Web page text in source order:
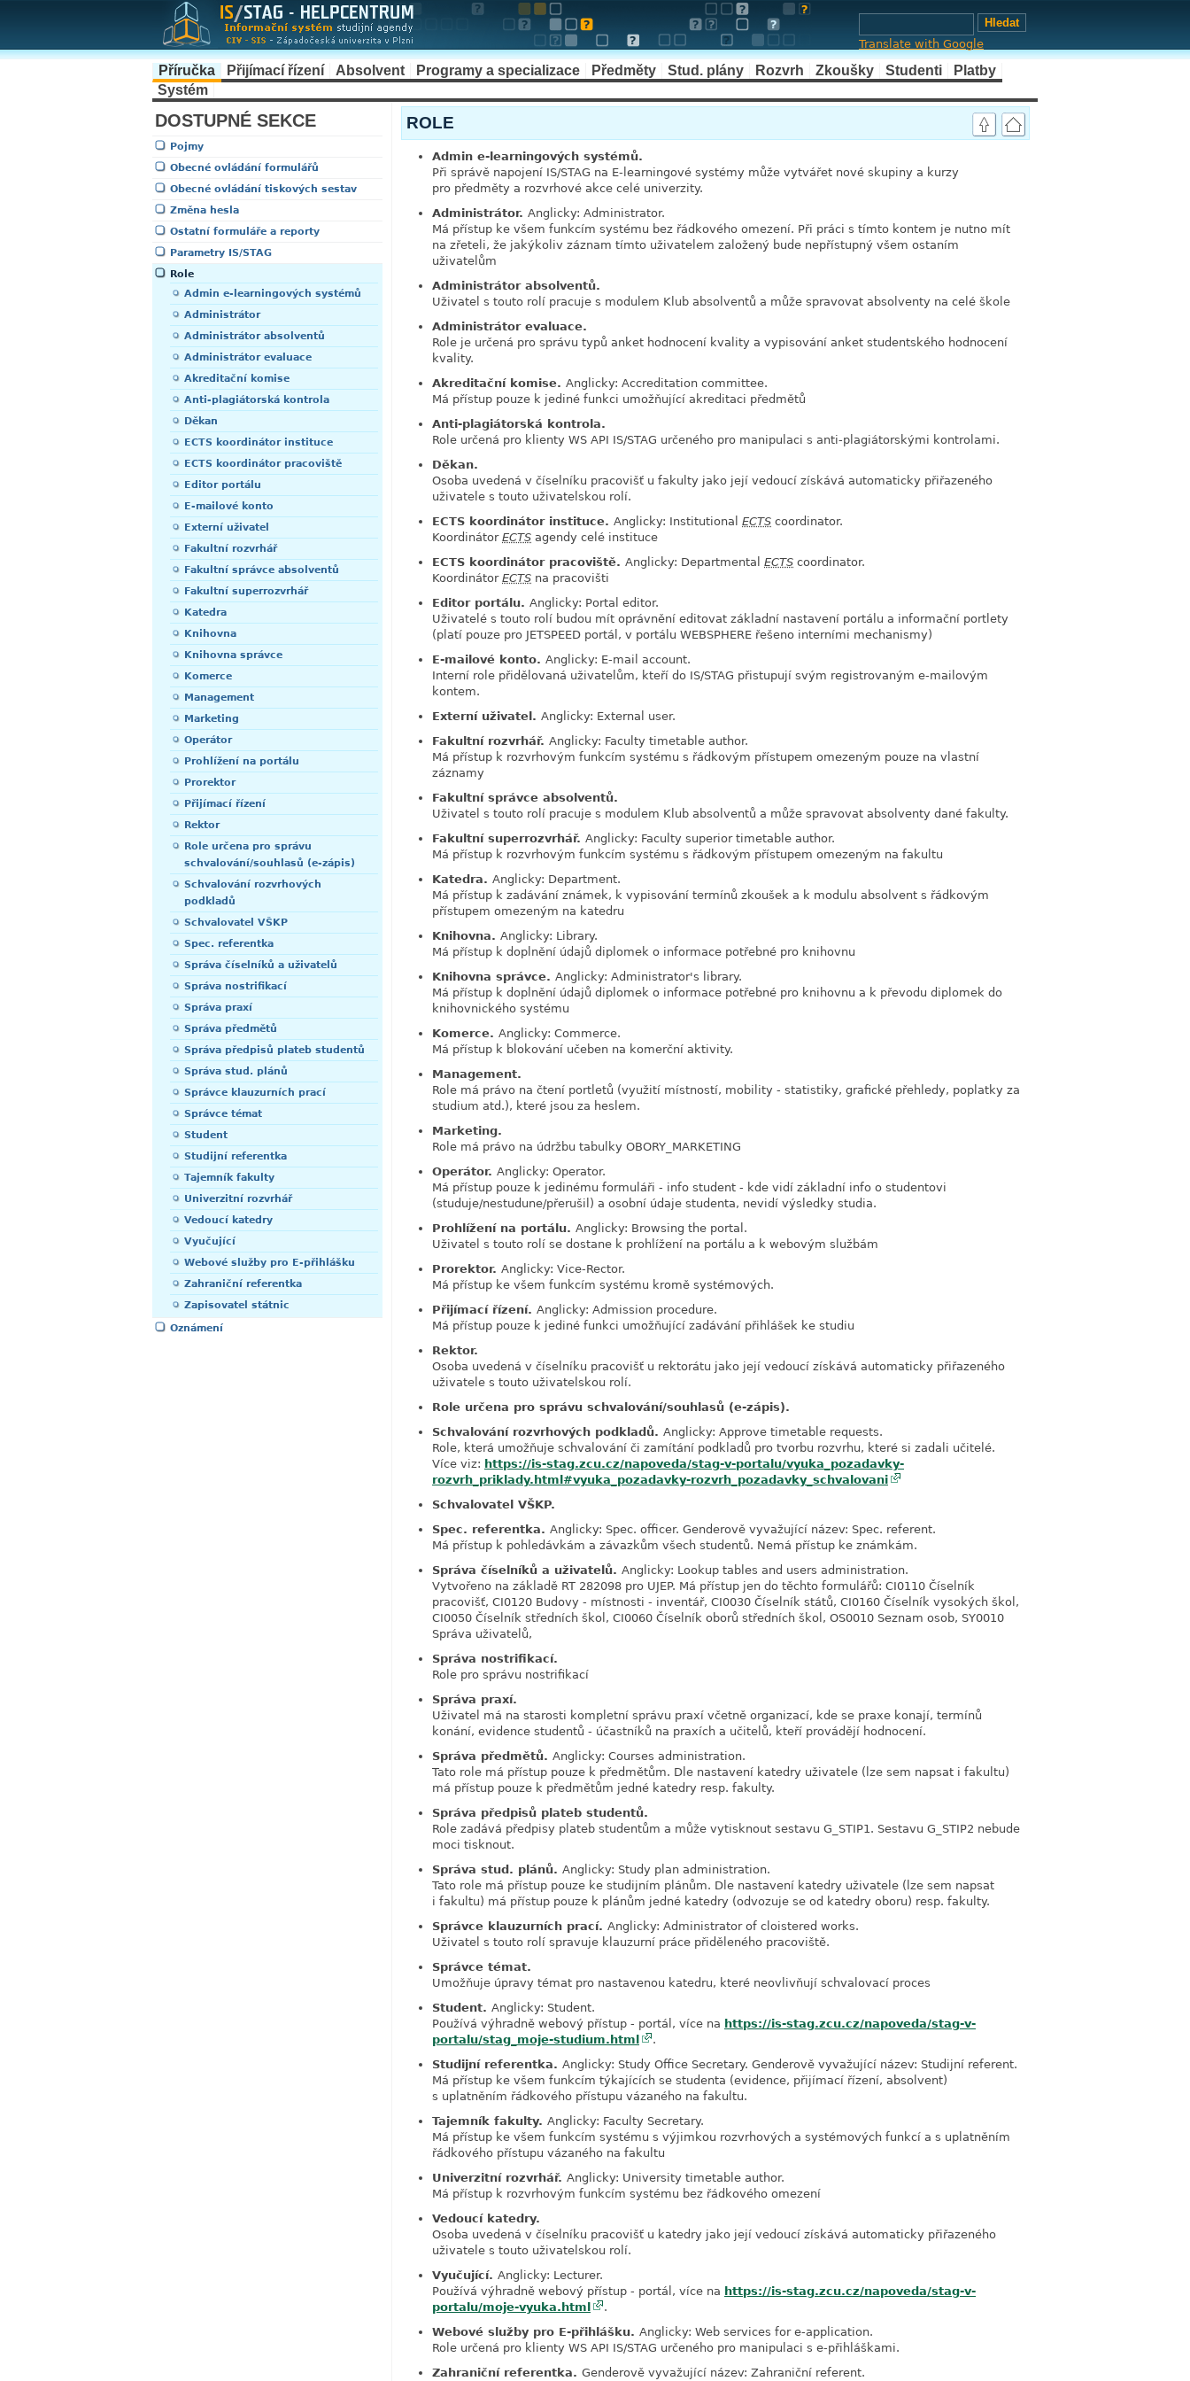
Translate with Google
Příručka Přijímací řízení Absolvent Programy a specializace Předměty Stud. plány Rozvrh Zkoušky Studenti
Platby
Systém
DOSTUPNÉ SEKCE
Pojmy
Obecné ovládání formulářů
Obecné ovládání tiskových sestav
Změna hesla
Ostatní formuláře a reporty
Parametry IS/STAG
Role
Admin e-learningových systémů
Administrátor
Administrátor absolventů
Administrátor evaluace
Akreditační komise
Anti-plagiátorská kontrola
Děkan
ECTS koordinátor instituce
ECTS koordinátor pracoviště
Editor portálu
E-mailové konto
Externí uživatel
Fakultní rozvrhář
Fakultní správce absolventů
Fakultní superrozvrhář
Katedra
Knihovna
Knihovna správce
Komerce
Management
Marketing
Operátor
Prohlížení na portálu
Prorektor
Přijímací řízení
Rektor
Role určena pro správu
schvalování/souhlasů (e-zápis)
Schvalování rozvrhových
podkladů
Schvalovatel VŠKP
Spec. referentka
Správa číselníků a uživatelů
Správa nostrifikací
Správa praxí
Správa předmětů
Správa předpisů plateb studentů
Správa stud. plánů
Správce klauzurních prací
Správce témat
Student
Studijní referentka
Tajemník fakulty
Univerzitní rozvrhář
Vedoucí katedry
Vyučující
Webové služby pro E-přihlášku
Zahraniční referentka
Zapisovatel státnic
Oznámení
ROLE
Admin e-learningových systémů.
Při správě napojení IS/STAG na E-learningové systémy může vytvářet nové skupiny a kurzy
pro předměty a rozvrhové akce celé univerzity.
Administrátor. Anglicky: Administrator.
Má přístup ke všem funkcím systému bez řádkového omezení. Při práci s tímto kontem je nutno mít
na zřeteli, že jakýkoliv záznam tímto uživatelem založený bude nepřístupný všem ostaním
uživatelům
Administrátor absolventů.
Uživatel s touto rolí pracuje s modulem Klub absolventů a může spravovat absolventy na celé škole
Administrátor evaluace.
Role je určená pro správu typů anket hodnocení kvality a vypisování anket studentského hodnocení
kvality.
Akreditační komise. Anglicky: Accreditation committee.
Má přístup pouze k jediné funkci umožňující akreditaci předmětů
Anti-plagiátorská kontrola.
Role určená pro klienty WS API IS/STAG určeného pro manipulaci s anti-plagiátorskými kontrolami.
Děkan.
Osoba uvedená v číselníku pracovišť u fakulty jako její vedoucí získává automaticky přiřazeného
uživatele s touto uživatelskou rolí.
ECTS koordinátor instituce. Anglicky: Institutional ECTS coordinator.
Koordinátor ECTS agendy celé instituce
ECTS koordinátor pracoviště. Anglicky: Departmental ECTS coordinator.
Koordinátor ECTS na pracovišti
Editor portálu. Anglicky: Portal editor.
Uživatelé s touto rolí budou mít oprávnění editovat základní nastavení portálu a informační portlety
(platí pouze pro JETSPEED portál, v portálu WEBSPHERE řešeno interními mechanismy)
E-mailové konto. Anglicky: E-mail account.
Interní role přidělovaná uživatelům, kteří do IS/STAG přistupují svým registrovaným e-mailovým
kontem.
Externí uživatel. Anglicky: External user.
Fakultní rozvrhář. Anglicky: Faculty timetable author.
Má přístup k rozvrhovým funkcím systému s řádkovým přístupem omezeným pouze na vlastní
záznamy
Fakultní správce absolventů.
Uživatel s touto rolí pracuje s modulem Klub absolventů a může spravovat absolventy dané fakulty.
Fakultní superrozvrhář. Anglicky: Faculty superior timetable author.
Má přístup k rozvrhovým funkcím systému s řádkovým přístupem omezeným na fakultu
Katedra. Anglicky: Department.
Má přístup k zadávání známek, k vypisování termínů zkoušek a k modulu absolvent s řádkovým
přístupem omezeným na katedru
Knihovna. Anglicky: Library.
Má přístup k doplnění údajů diplomek o informace potřebné pro knihovnu
Knihovna správce. Anglicky: Administrator's library.
Má přístup k doplnění údajů diplomek o informace potřebné pro knihovnu a k převodu diplomek do
knihovnického systému
Komerce. Anglicky: Commerce.
Má přístup k blokování učeben na komerční aktivity.
Management.
Role má právo na čtení portletů (využití místností, mobility - statistiky, grafické přehledy, poplatky za
studium atd.), které jsou za heslem.
Marketing.
Role má právo na údržbu tabulky OBORY_MARKETING
Operátor. Anglicky: Operator.
Má přístup pouze k jedinému formuláři - info student - kde vidí základní info o studentovi
(studuje/nestudune/přerušil) a osobní údaje studenta, nevidí výsledky studia.
Prohlížení na portálu. Anglicky: Browsing the portal.
Uživatel s touto rolí se dostane k prohlížení na portálu a k webovým službám
Prorektor. Anglicky: Vice-Rector.
Má přístup ke všem funkcím systému kromě systémových.
Přijímací řízení. Anglicky: Admission procedure.
Má přístup pouze k jediné funkci umožňující zadávání přihlášek ke studiu
Rektor.
Osoba uvedená v číselníku pracovišť u rektorátu jako její vedoucí získává automaticky přiřazeného
uživatele s touto uživatelskou rolí.
Role určena pro správu schvalování/souhlasů (e-zápis).
Schvalování rozvrhových podkladů. Anglicky: Approve timetable requests.
Role, která umožňuje schvalování či zamítání podkladů pro tvorbu rozvrhu, které si zadali učitelé.
Více viz: https://is-stag.zcu.cz/napoveda/stag-v-portalu/vyuka_pozadavky-
rozvrh_priklady.html#vyuka_pozadavky-rozvrh_pozadavky_schvalovani
Schvalovatel VŠKP.
Spec. referentka. Anglicky: Spec. officer. Genderově vyvažující název: Spec. referent.
Má přístup k pohledávkám a závazkům všech studentů. Nemá přístup ke známkám.
Správa číselníků a uživatelů. Anglicky: Lookup tables and users administration.
Vytvořeno na základě RT 282098 pro UJEP. Má přístup jen do těchto formulářů: CI0110 Číselník
pracovišť, CI0120 Budovy - místnosti - inventář, CI0030 Číselník států, CI0160 Číselník vysokých škol,
CI0050 Číselník středních škol, CI0060 Číselník oborů středních škol, OS0010 Seznam osob, SY0010
Správa uživatelů,
Správa nostrifikací.
Role pro správu nostrifikací
Správa praxí.
Uživatel má na starosti kompletní správu praxí včetně organizací, kde se praxe konají, termínů
konání, evidence studentů - účastníků na praxích a učitelů, kteří provádějí hodnocení.
Správa předmětů. Anglicky: Courses administration.
Tato role má přístup pouze k předmětům. Dle nastavení katedry uživatele (lze sem napsat i fakultu)
má přístup pouze k předmětům jedné katedry resp. fakulty.
Správa předpisů plateb studentů.
Role zadává předpisy plateb studentům a může vytisknout sestavu G_STIP1. Sestavu G_STIP2 nebude
moci tisknout.
Správa stud. plánů. Anglicky: Study plan administration.
Tato role má přístup pouze ke studijním plánům. Dle nastavení katedry uživatele (lze sem napsat
i fakultu) má přístup pouze k plánům jedné katedry (odvozuje se od katedry oboru) resp. fakulty.
Správce klauzurních prací. Anglicky: Administrator of cloistered works.
Uživatel s touto rolí spravuje klauzurní práce přiděleného pracoviště.
Správce témat.
Umožňuje úpravy témat pro nastavenou katedru, které neovlivňují schvalovací proces
Student. Anglicky: Student.
Používá výhradně webový přístup - portál, více na https://is-stag.zcu.cz/napoveda/stag-v-
portalu/stag_moje-studium.html
.
Studijní referentka. Anglicky: Study Office Secretary. Genderově vyvažující název: Studijní referent.
Má přístup ke všem funkcím týkajících se studenta (evidence, přijímací řízení, absolvent)
s uplatněním řádkového přístupu vázaného na fakultu.
Tajemník fakulty. Anglicky: Faculty Secretary.
Má přístup ke všem funkcím systému s výjimkou rozvrhových a systémových funkcí a s uplatněním
řádkového přístupu vázaného na fakultu
Univerzitní rozvrhář. Anglicky: University timetable author.
Má přístup k rozvrhovým funkcím systému bez řádkového omezení
Vedoucí katedry.
Osoba uvedená v číselníku pracovišť u katedry jako její vedoucí získává automaticky přiřazeného
uživatele s touto uživatelskou rolí.
Vyučující. Anglicky: Lecturer.
Používá výhradně webový přístup - portál, více na https://is-stag.zcu.cz/napoveda/stag-v-
portalu/moje-vyuka.html
.
Webové služby pro E-přihlášku. Anglicky: Web services for e-application.
Role určená pro klienty WS API IS/STAG určeného pro manipulaci s e-přihláškami.
Zahraniční referentka. Genderově vyvažující název: Zahraniční referent.